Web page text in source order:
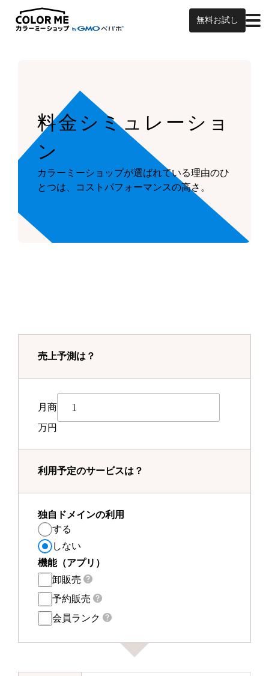
無料お試し
料金シミュレーショ
ン
カラーミーショップが選ばれている理由のひ
とつは、 コストパフォーマンスの高さ。
売上予測は？
月商
万円
利用予定のサービスは？
独自ドメインの利用
する
しない
機能（アプリ）
卸販売
予約販売
会員ランク